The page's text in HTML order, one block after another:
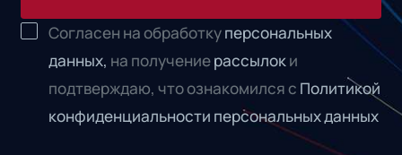
Согласен на обработкуперсональных
данных, на получениерассылоки
подтверждаю, что ознакомился с Политикой
конфиденциальности персональных данных